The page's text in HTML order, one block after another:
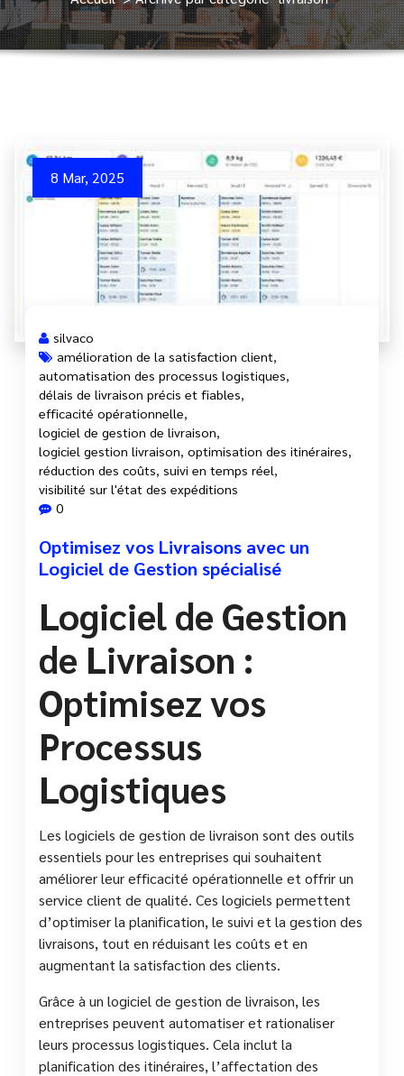
8 Mar, 2025
silvaco
amélioration de la satisfaction client,
automatisation des processus logistiques,
délais de livraison précis et fiables,
efficacité opérationnelle,
logiciel de gestion de livraison,
logiciel gestion livraison, optimisation des itinéraires,
réduction des coûts, suivi en temps réel,
visibilité sur l'état des expéditions
0
Optimisez vos Livraisons avec un
Logiciel de Gestion spécialisé
Logiciel de Gestion
de Livraison :
Optimisez vos
Processus
Logistiques
Les logiciels de gestion de livraison sont des outils
essentiels pour les entreprises qui souhaitent
améliorer leur efficacité opérationnelle et offrir un
service client de qualité. Ces logiciels permettent
d’optimiser la planification, le suivi et la gestion des
livraisons, tout en réduisant les coûts et en
augmentant la satisfaction des clients.
Grâce à un logiciel de gestion de livraison, les
entreprises peuvent automatiser et rationaliser
leurs processus logistiques. Cela inclut la
planification des itinéraires, l’affectation des